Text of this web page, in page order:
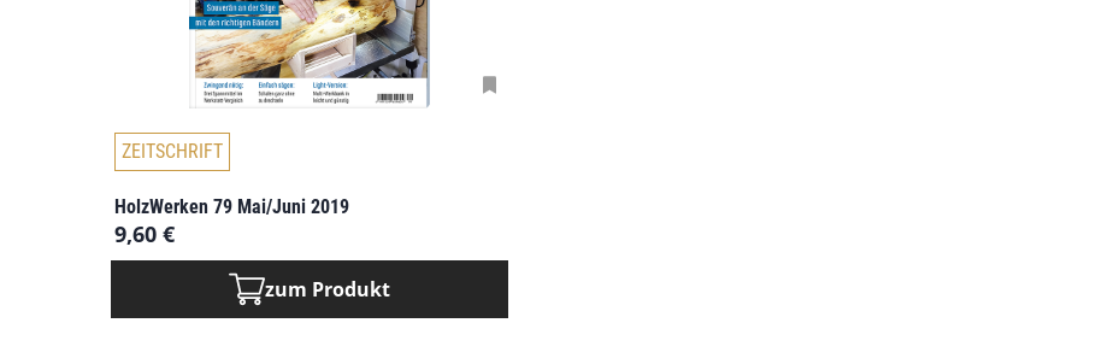
ZEITSCHRIFT
HolzWerken 79 Mai/Juni 2019
9,60 €
zum Produkt
D
i
e
s
e